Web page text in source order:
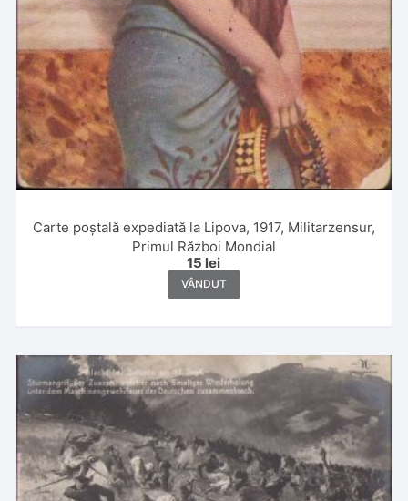
Carte poștală expediată la Lipova, 1917, Militarzensur,
Primul Război Mondial
15 lei
VÂNDUT